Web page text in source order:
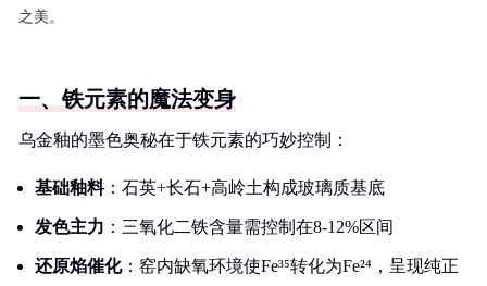
之美。
一、铁元素的魔法变身
乌金釉的墨色奥秘在于铁元素的巧妙控制：
基础釉料：石英+长石+高岭土构成玻璃质基底
发色主力 ：三氧化二铁含量需控制在8-12%区间
还原焰催化：窑内缺氧环境使Fe³⁵转化为Fe²⁴，呈现纯正